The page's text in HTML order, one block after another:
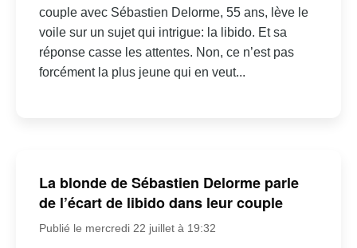
couple avec Sébastien Delorme, 55 ans, lève le
voile sur un sujet qui intrigue: la libido. Et sa
réponse casse les attentes. Non, ce n’est pas
forcément la plus jeune qui en veut...
La blonde de Sébastien Delorme parle
de l’écart de libido dans leur couple
Publié le mercredi 22 juillet à 19:32